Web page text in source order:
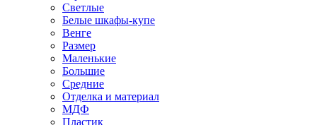
Светлые
Белые шкафы-купе
Венге
Размер
Маленькие
Большие
Средние
Отделка и материал
МДФ
Пластик